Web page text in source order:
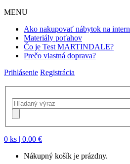
MENU
Ako nakupovať nábytok na
Materiály poťahov
Čo je Test MARTINDALE?
Prečo vlastná doprava?
Prihlásenie Registrácia
0 ks | 0.00 €
Nákupný košík je prázdny.